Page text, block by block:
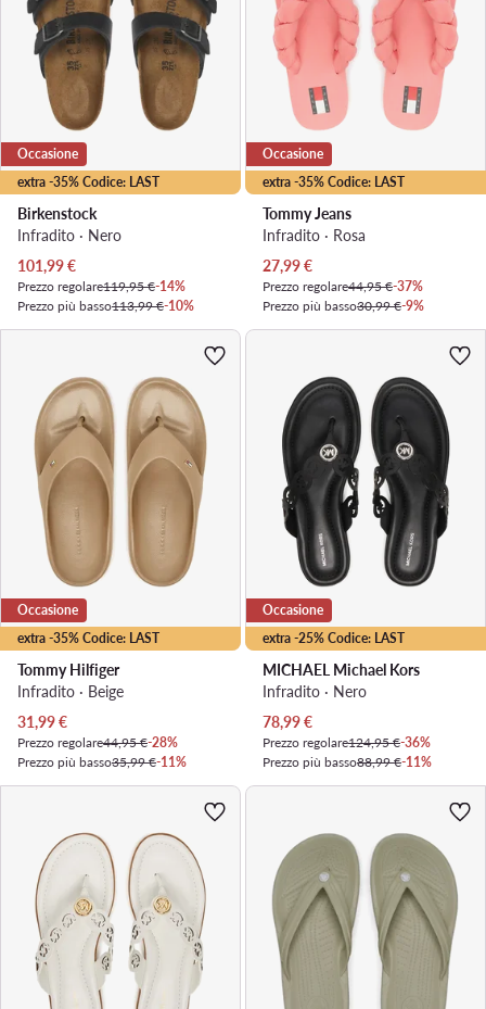
extra -35% Codice: LAST
Occasione
Birkenstock
Infradito · Nero
Prezzo attuale
101,99€
Prezzo regolare119,95 €-14%
Prezzo più basso113,99 €-10%
extra -35% Codice: LAST
Occasione
Tommy Jeans
Infradito · Rosa
Prezzo attuale
27,99€
Prezzo regolare44,95 €-37%
Prezzo più basso30,99 €-9%
extra -35% Codice: LAST
Occasione
Tommy Hilfiger
Infradito · Beige
Prezzo attuale
31,99€
Prezzo regolare44,95 €-28%
Prezzo più basso35,99 €-11%
extra -25% Codice: LAST
Occasione
MICHAEL Michael Kors
Infradito · Nero
Prezzo attuale
78,99€
Prezzo regolare124,95 €-36%
Prezzo più basso88,99 €-11%